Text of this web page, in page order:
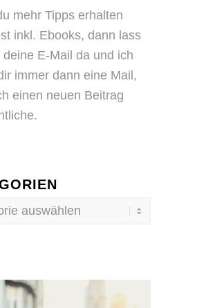
mehr Tipps erhalten
inkl. Ebooks, dann lass
deine E-Mail da und ich
immer dann eine Mail,
einen neuen Beitrag